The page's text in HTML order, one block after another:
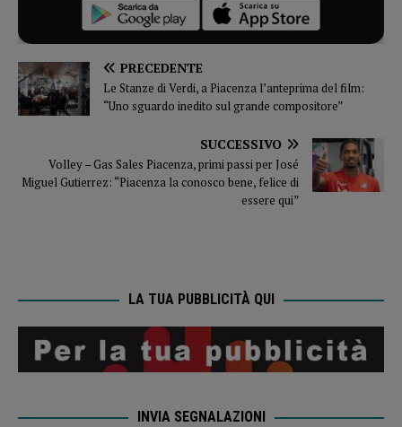
PRECEDENTE
Le Stanze di Verdi, a Piacenza l’anteprima del film:
“Uno sguardo inedito sul grande compositore”
SUCCESSIVO
Volley – Gas Sales Piacenza, primi passi per José
Miguel Gutierrez: “Piacenza la conosco bene, felice di
essere qui”
LA TUA PUBBLICITÀ QUI
INVIA SEGNALAZIONI